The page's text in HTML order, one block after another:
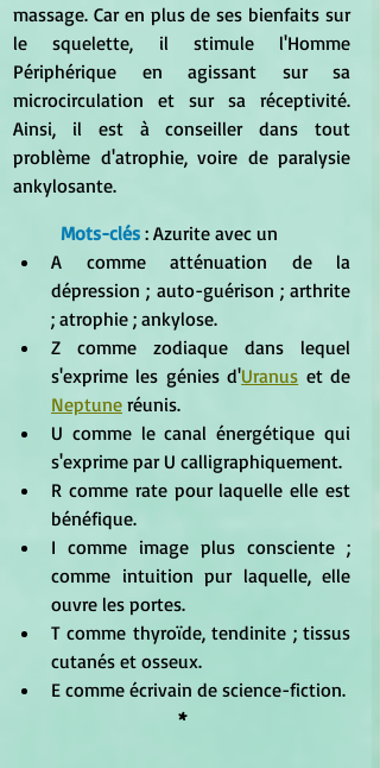
massage. Car en plus de ses bienfaits sur
le squelette, il stimule l'Homme
Périphérique en agissant sur sa
microcirculation et sur sa réceptivité.
Ainsi, il est à conseiller dans tout
problème d'atrophie, voire de paralysie
ankylosante.
Mots-clés : Azurite avec un
A comme atténuation de la
dépression ; auto-guérison ; arthrite
; atrophie ; ankylose.
Z comme zodiaque dans lequel
s'exprime les génies d'Uranus
Neptune réunis.
U comme le canal énergétique qui
s'exprime par U calligraphiquement.
R comme rate pour laquelle elle est
bénéfique.
I comme image plus consciente ;
comme intuition pur laquelle, elle
ouvre les portes.
T comme thyroïde, tendinite ; tissus
cutanés et osseux.
E comme écrivain de science-fiction.
*